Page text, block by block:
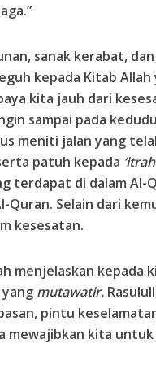
sanak kerabat,
kepada Kitab Allah
kita jauh dari
sampai pada
meniti jalan yang
patuh kepada ‘itrah
terdapat di dalam Al-
Quran. Selain dari
kesesatan.
menjelaskan kepada
mutawatir.
pintu
mewajibkan kita